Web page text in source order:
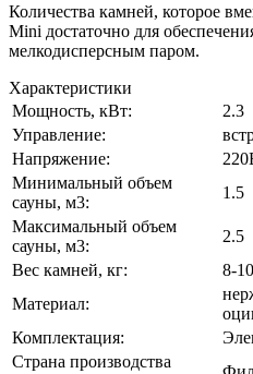
Количества камней, которое
Mini достаточно для
мелкодисперсным паром.
Характеристики
Мощность, кВт:
2.3
Управление:
Напряжение:
Минимальный объем
сауны, м3:
1.5
Максимальный объем
сауны, м3:
2.5
Вес камней, кг:
8-
Материал:
Комплектация:
Страна производства